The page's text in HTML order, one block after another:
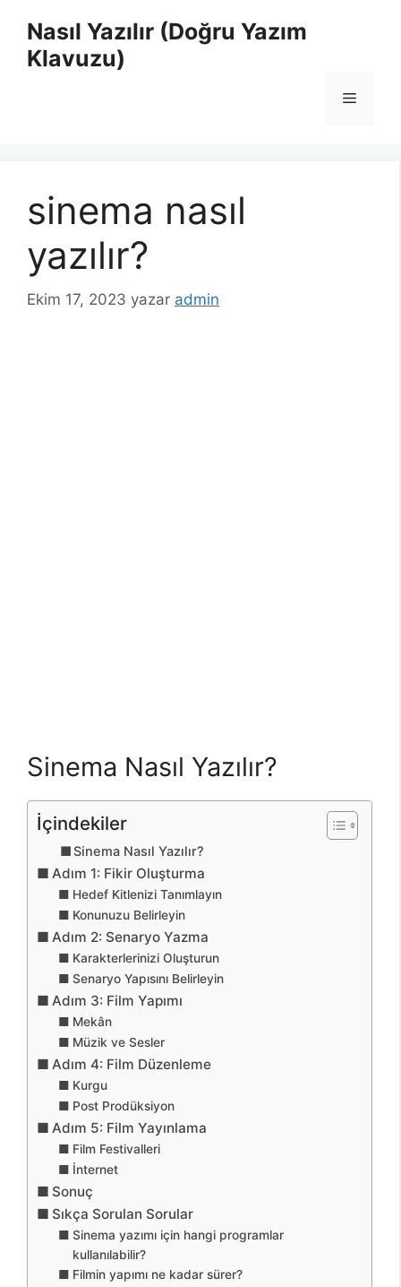
Nasıl Yazılır (Doğru Yazım
Klavuzu)
Menü
sinema nasıl
yazılır?
Ekim 17, 2023 yazar admin
Sinema Nasıl Yazılır?
İçindekiler
Sinema Nasıl Yazılır?
Adım 1: Fikir Oluşturma
Hedef Kitlenizi Tanımlayın
Konunuzu Belirleyin
Adım 2: Senaryo Yazma
Karakterlerinizi Oluşturun
Senaryo Yapısını Belirleyin
Adım 3: Film Yapımı
Mekân
Müzik ve Sesler
Adım 4: Film Düzenleme
Kurgu
Post Prodüksiyon
Adım 5: Film Yayınlama
Film Festivalleri
İnternet
Sonuç
Sıkça Sorulan Sorular
Sinema yazımı için hangi programlar
kullanılabilir?
Filmin yapımı ne kadar sürer?